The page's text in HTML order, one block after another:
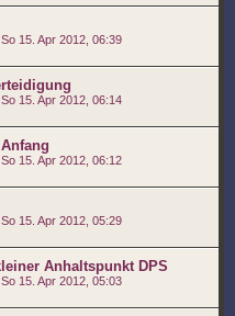
So 15. Apr 2012, 06:39
So 15. Apr 2012, 06:14
So 15. Apr 2012, 06:12
So 15. Apr 2012, 05:29
Anhaltspunkt DPS
So 15. Apr 2012, 05:03